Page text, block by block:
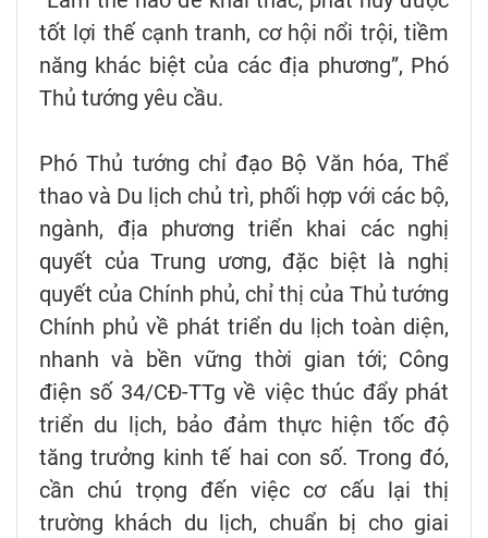
tốt lợi thế cạnh tranh, cơ hội nổi trội, tiềm
năng khác biệt của các địa phương”, Phó
Thủ tướng yêu cầu.
Phó Thủ tướng chỉ đạo Bộ Văn hóa, Thể
thao và Du lịch chủ trì, phối hợp với các bộ,
ngành, địa phương triển khai các nghị
quyết của Trung ương, đặc biệt là nghị
quyết của Chính phủ, chỉ thị của Thủ tướng
Chính phủ về phát triển du lịch toàn diện,
nhanh và bền vững thời gian tới; Công
điện số 34/CĐ-TTg về việc thúc đẩy phát
triển du lịch, bảo đảm thực hiện tốc độ
tăng trưởng kinh tế hai con số. Trong đó,
cần chú trọng đến việc cơ cấu lại thị
trường khách du lịch, chuẩn bị cho giai